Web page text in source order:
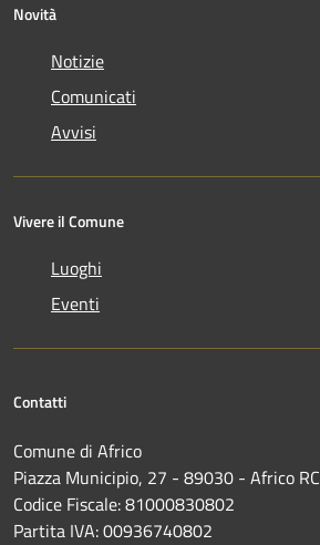
Novità
Notizie
Comunicati
Avvisi
Vivere il Comune
Luoghi
Eventi
Contatti
Comune di Africo
Piazza Municipio, 27 - 89030 - Africo RC
Codice Fiscale: 81000830802
Partita IVA: 00936740802